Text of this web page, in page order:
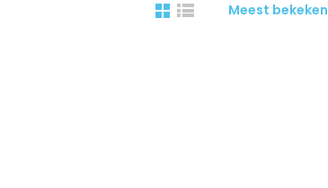
Meest bekeken